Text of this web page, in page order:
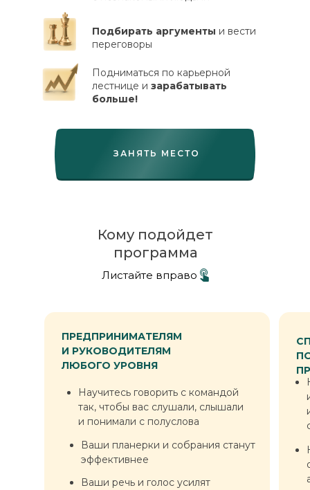
Подбирать аргументы и вести
переговоры
Подниматься по карьерной
лестнице и зарабатывать
больше!
ЗАНЯТЬ МЕСТО
Кому подойдет
программа
Листайте вправо
Научитесь говорить с командой
так, чтобы вас слушали, слышали
и понимали с полуслова
Ваши планерки и собрания станут
Ваши речь и голос усилят
и подчеркнут ваш статус в глазах
ПРЕДПРИНИМАТЕЛЯМ
И РУКОВОДИТЕЛЯМ
ЛЮБОГО УРОВНЯ
Научитесь говорить с командой
так, чтобы вас слушали, слышали
и понимали с полуслова
Ваши планерки и собрания станут
эффективнее
Ваши речь и голос усилят